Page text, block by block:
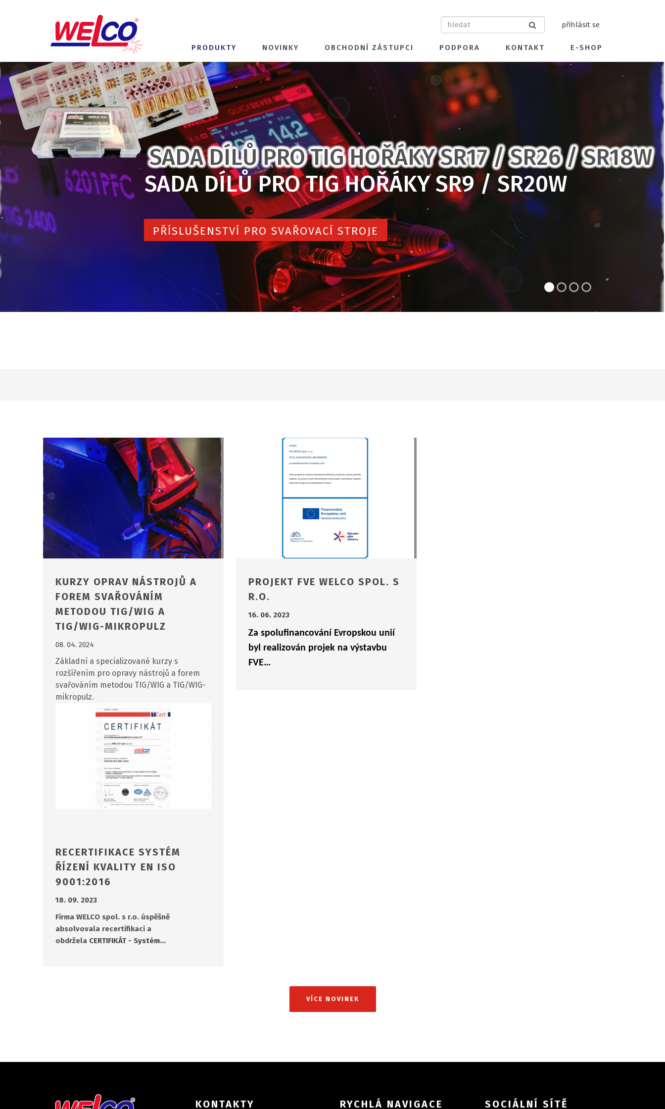
přihlásit se
PRODUKTY NOVINKY OBCHODNÍ ZÁSTUPCI PODPORA KONTAKT E-SHOP
SADA DÍLŮ PRO TIG HOŘÁKY SR17 / SR26 / SR18W
SADA DÍLŮ PRO TIG HOŘÁKY SR9 / SR20W
PŘÍSLUŠENSTVÍ PRO SVAŘOVACÍ STROJE
KURZY OPRAV NÁSTROJŮ A
FOREM SVAŘOVÁNÍM
METODOU TIG/WIG A
TIG/WIG-MIKROPULZ
08. 04. 2024
Základní a specializované kurzy s
rozšířením pro opravy nástrojů a forem
svařováním metodou TIG/WIG a TIG/WIG-
mikropulz.
RECERTIFIKACE SYSTÉM
ŘÍZENÍ KVALITY EN ISO
9001:2016
18. 09. 2023
Firma WELCO spol. s r.o. úspěšně
absolvovala recertifikaci a
obdržela CERTIFIKÁT - Systém…
PROJEKT FVE WELCO SPOL. S
R.O.
16. 06. 2023
Za spolufinancování Evropskou unií
byl realizován projek na výstavbu
FVE…
VÍCE NOVINEK
KONTAKTY RYCHLÁ NAVIGACE SOCIÁLNÍ SÍTĚ